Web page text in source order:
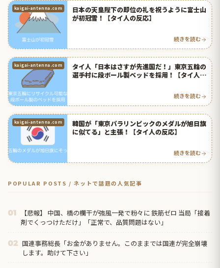
kaigai-antenna.com
日本の天皇陛下の即位の礼を祝うように富士山
が初冠雪！【タイ人の反応】
続きを読む
kaigai-antenna.com
タイ人「日本はさすが先進国だ！」東京五輪の
選手村に段ボール製ベッドを採用！【タイ人の
続きを読む
kaigai-antenna.com
韓国が「東京パラリンピックのメダルが旭日旗
に似てる」と主張！【タイ人の反応】
続きを読む
POPULAR POSTS / ネットで話題の人気記事
01
【悲報】 中国、橋の欄干が強風一発で粉々に 鉄筋ゼロ 当局「接着
剤でくっつけただけ」「正常で、品質問題はない」
02 国連事務総長「お金がありません。このままでは国連が完全崩壊
します。助けて下さい」